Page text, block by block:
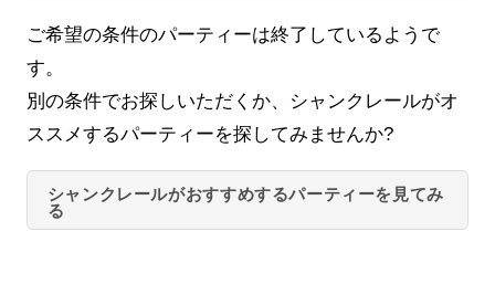
ご希望の条件のパーティーは終了しているようで
す。
別の条件でお探しいただくか、シャンクレールがオ
ススメするパーティーを探してみませんか?
シャンクレールがおすすめするパーティーを見てみ
る